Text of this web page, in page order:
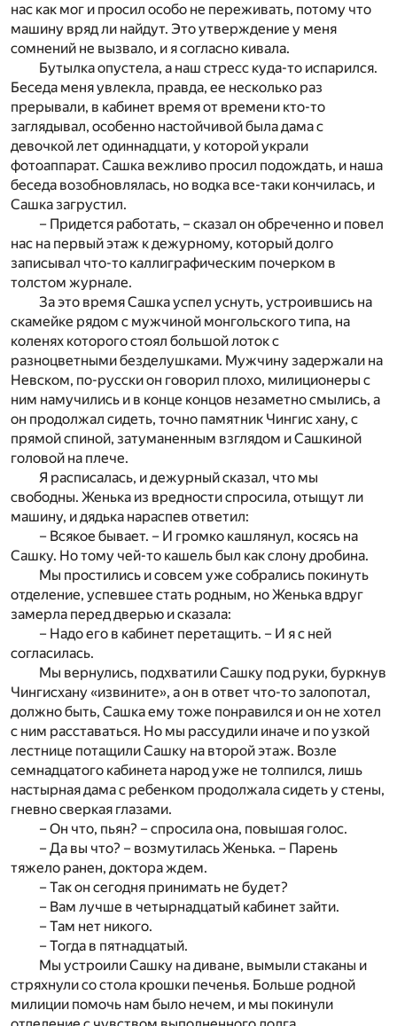
нас как мог и просил особо не переживать, потому что
машину вряд ли найдут. Это утверждение у меня
сомнений не вызвало, и я согласно кивала.
Бутылка опустела, а наш стресс куда-то испарился.
Беседа меня увлекла, правда, ее несколько раз
прерывали, в кабинет время от времени кто-то
заглядывал, особенно настойчивой была дама с
девочкой лет одиннадцати, у которой украли
фотоаппарат. Сашка вежливо просил подождать, и наша
беседа возобновлялась, но водка все-таки кончилась, и
Сашка загрустил.
– Придется работать, – сказал он обреченно и повел
нас на первый этаж к дежурному, который долго
записывал что-то каллиграфическим почерком в
толстом журнале.
За это время Сашка успел уснуть, устроившись на
скамейке рядом с мужчиной монгольского типа, на
коленях которого стоял большой лоток с
разноцветными безделушками. Мужчину задержали на
Невском, по-русски он говорил плохо, милиционеры с
ним намучились и в конце концов незаметно смылись, а
он продолжал сидеть, точно памятник Чингис хану, с
прямой спиной, затуманенным взглядом и Сашкиной
головой на плече.
Я расписалась, и дежурный сказал, что мы
свободны. Женька из вредности спросила, отыщут ли
машину, и дядька нараспев ответил:
– Всякое бывает. – И громко кашлянул, косясь на
Сашку. Но тому чей-то кашель был как слону дробина.
Мы простились и совсем уже собрались покинуть
отделение, успевшее стать родным, но Женька вдруг
замерла перед дверью и сказала:
– Надо его в кабинет перетащить. – И я с ней
согласилась.
Мы вернулись, подхватили Сашку под руки, буркнув
Чингисхану «извините», а он в ответ что-то залопотал,
должно быть, Сашка ему тоже понравился и он не хотел
с ним расставаться. Но мы рассудили иначе и по узкой
лестнице потащили Сашку на второй этаж. Возле
семнадцатого кабинета народ уже не толпился, лишь
настырная дама с ребенком продолжала сидеть у стены,
гневно сверкая глазами.
– Он что, пьян? – спросила она, повышая голос.
– Да вы что? – возмутилась Женька. – Парень
тяжело ранен, доктора ждем.
– Так он сегодня принимать не будет?
– Вам лучше в четырнадцатый кабинет зайти.
– Там нет никого.
– Тогда в пятнадцатый.
Мы устроили Сашку на диване, вымыли стаканы и
стряхнули со стола крошки печенья. Больше родной
милиции помочь нам было нечем, и мы покинули